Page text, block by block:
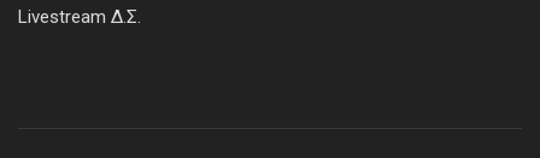
Livestream Δ.Σ.